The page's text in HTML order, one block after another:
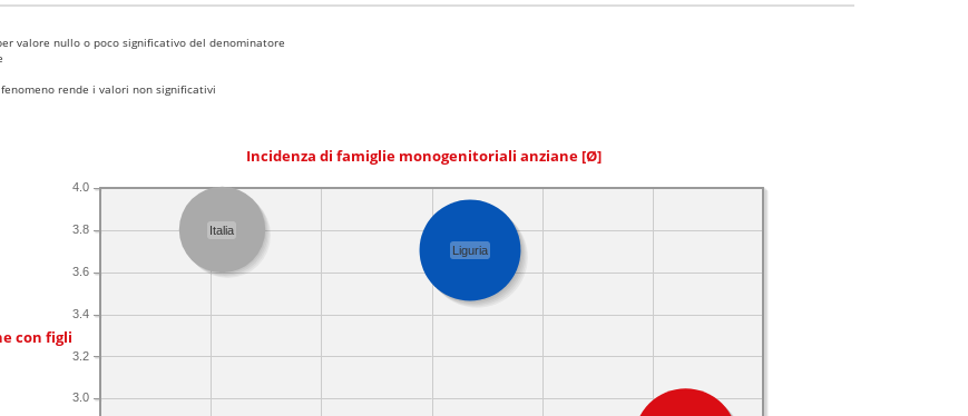
valore nullo o poco significativo del denominatore
rende i valori non significativi
Incidenza di famiglie monogenitoriali anziane [Ø]
con figli
3.0
3.2
3.4
3.6
3.8
4.0
Liguria
Italia